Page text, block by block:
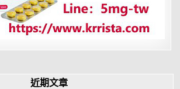
近期文章